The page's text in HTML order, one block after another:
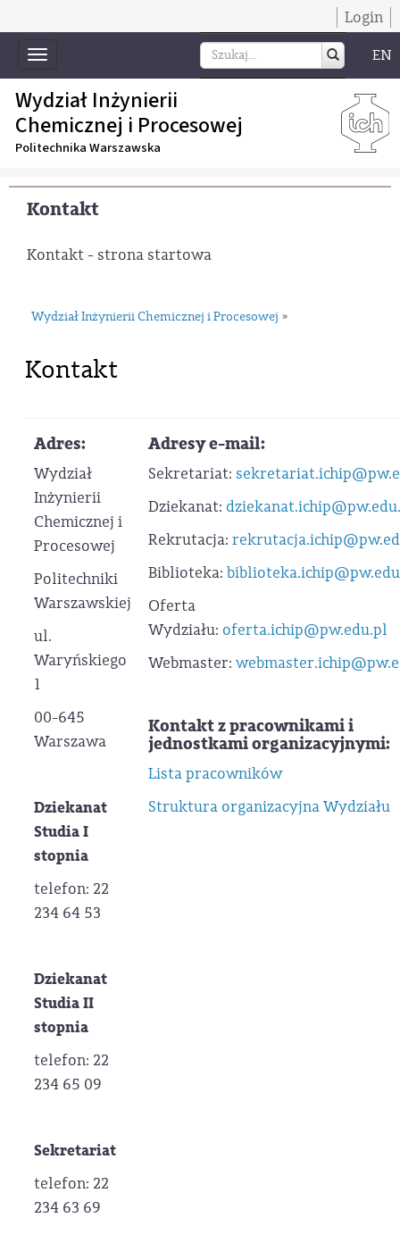
Login
Toggle
navigation
EN
Wydział Inżynierii
Chemicznej i Procesowej
Politechnika Warszawska
Kontakt
Kontakt - strona startowa
Wydział Inżynierii Chemicznej i Procesowej »
Kontakt
Adres:
Wydział
Inżynierii
Chemicznej i
Procesowej
Politechniki
Warszawskiej
ul.
Waryńskiego
1
00-645
Warszawa
Dziekanat
Studia I
stopnia
telefon: 22
234 64 53
Dziekanat
Studia II
stopnia
telefon: 22
234 65 09
Sekretariat
telefon: 22
234 63 69
Adresy e-mail:
Sekretariat:
Dziekanat:
Rekrutacja:
Biblioteka:
Oferta
Wydziału: oferta.ichip@pw.edu.pl
Webmaster:
Kontakt z pracownikami i
jednostkami organizacyjnymi:
Lista pracowników
Struktura organizacyjna Wydziału